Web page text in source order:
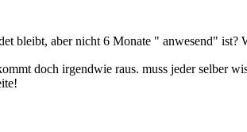
bleibt, aber nicht 6 Monate " anwesend" ist?
doch irgendwie raus. muss jeder selber